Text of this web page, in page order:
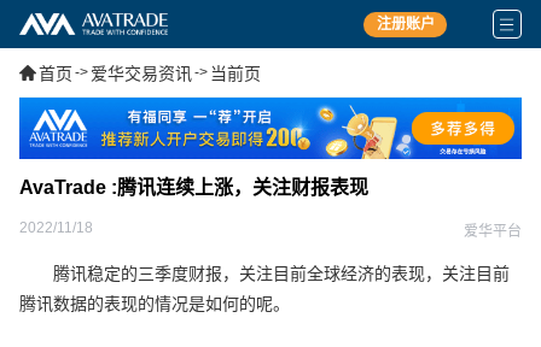
注册账户
首页 -> 爱华交易资讯 -> 当前页
AvaTrade :腾讯连续上涨，关注财报表现
2022/11/18 爱华平台
腾讯稳定的三季度财报，关注目前全球经济的表现，关注目前
腾讯数据的表现的情况是如何的呢。